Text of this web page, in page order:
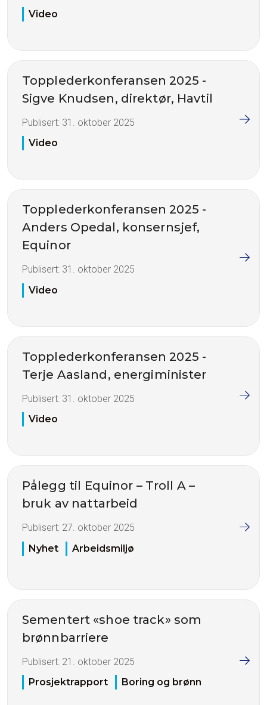
Video
Topplederkonferansen 2025 -
Sigve Knudsen, direktør, Havtil
Publisert: 31. oktober 2025
Video
Topplederkonferansen 2025 -
Anders Opedal, konsernsjef,
Equinor
Publisert: 31. oktober 2025
Video
Topplederkonferansen 2025 -
Terje Aasland, energiminister
Publisert: 31. oktober 2025
Video
Pålegg til Equinor – Troll A –
bruk av nattarbeid
Publisert: 27. oktober 2025
Nyhet
Arbeidsmiljø
Sementert «shoe track» som
brønnbarriere
Publisert: 21. oktober 2025
Prosjektrapport
Boring og brønn